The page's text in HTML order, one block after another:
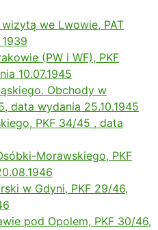
we Lwowie, PAT
(PW i WF), PKF
10.07.1945
Obchody w
data wydania 25.10.1945
PKF 34/45 , data
Morawskiego, PKF
w Gdyni, PKF 29/46,
pod Opolem, PKF 30/46,